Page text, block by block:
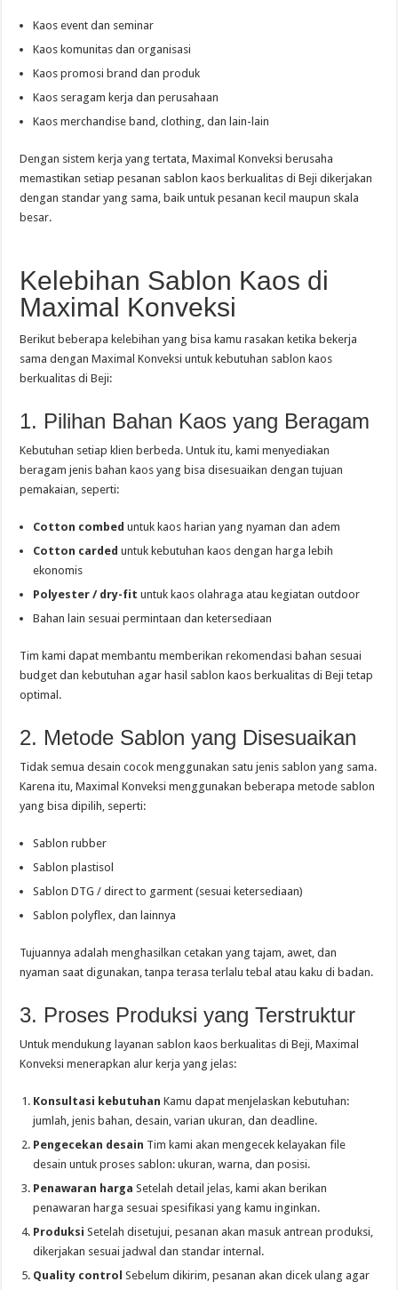
Kaos event dan seminar
Kaos komunitas dan organisasi
Kaos promosi brand dan produk
Kaos seragam kerja dan perusahaan
Kaos merchandise band, clothing, dan lain-lain
Dengan sistem kerja yang tertata, Maximal Konveksi berusaha
memastikan setiap pesanan sablon kaos berkualitas di Beji dikerjakan
dengan standar yang sama, baik untuk pesanan kecil maupun skala
besar.
Kelebihan Sablon Kaos di
Maximal Konveksi
Berikut beberapa kelebihan yang bisa kamu rasakan ketika bekerja
sama dengan Maximal Konveksi untuk kebutuhan sablon kaos
berkualitas di Beji:
1. Pilihan Bahan Kaos yang Beragam
Kebutuhan setiap klien berbeda. Untuk itu, kami menyediakan
beragam jenis bahan kaos yang bisa disesuaikan dengan tujuan
pemakaian, seperti:
Cotton combed untuk kaos harian yang nyaman dan adem
Cotton carded untuk kebutuhan kaos dengan harga lebih
ekonomis
Polyester / dry-fit untuk kaos olahraga atau kegiatan outdoor
Bahan lain sesuai permintaan dan ketersediaan
Tim kami dapat membantu memberikan rekomendasi bahan sesuai
budget dan kebutuhan agar hasil sablon kaos berkualitas di Beji tetap
optimal.
2. Metode Sablon yang Disesuaikan
Tidak semua desain cocok menggunakan satu jenis sablon yang sama.
Karena itu, Maximal Konveksi menggunakan beberapa metode sablon
yang bisa dipilih, seperti:
Sablon rubber
Sablon plastisol
Sablon DTG / direct to garment (sesuai ketersediaan)
Sablon polyflex, dan lainnya
Tujuannya adalah menghasilkan cetakan yang tajam, awet, dan
nyaman saat digunakan, tanpa terasa terlalu tebal atau kaku di badan.
3. Proses Produksi yang Terstruktur
Untuk mendukung layanan sablon kaos berkualitas di Beji, Maximal
Konveksi menerapkan alur kerja yang jelas:
Konsultasi kebutuhan Kamu dapat menjelaskan kebutuhan:
jumlah, jenis bahan, desain, varian ukuran, dan deadline.
Pengecekan desain Tim kami akan mengecek kelayakan file
desain untuk proses sablon: ukuran, warna, dan posisi.
Penawaran harga Setelah detail jelas, kami akan berikan
penawaran harga sesuai spesifikasi yang kamu inginkan.
Produksi Setelah disetujui, pesanan akan masuk antrean produksi,
dikerjakan sesuai jadwal dan standar internal.
Quality control Sebelum dikirim, pesanan akan dicek ulang agar